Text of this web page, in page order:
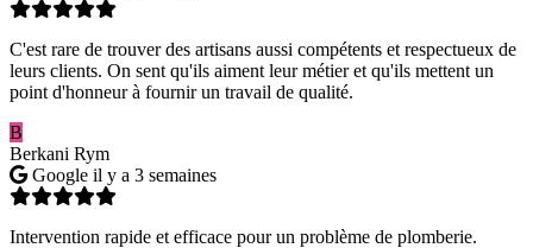
C'est rare de trouver des artisans aussi compétents et respectueux de
leurs clients. On sent qu'ils aiment leur métier et qu'ils mettent un
point d'honneur à fournir un travail de qualité.
B
Berkani Rym
Google il y a 3 semaines
Intervention rapide et efficace pour un problème de plomberie.